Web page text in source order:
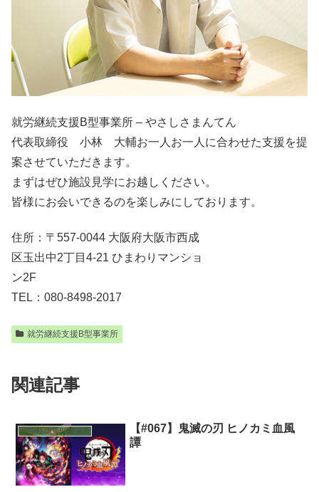
就労継続支援B型事業所 – やさしさまんてん
代表取締役 小林 大輔お一人お一人に合わせた支援を提
案させていただきます。
まずはぜひ施設見学にお越しください。
皆様にお会いできるのを楽しみにしております。
住所：〒557-0044 大阪府大阪市西成
区玉出中2丁目4-21 ひまわりマンショ
ン2F
TEL：080-8498-2017
就労継続支援B型事業所
関連記事
就労継続支援B型事業所
【#067】鬼滅の刃 ヒノカミ血風
譚